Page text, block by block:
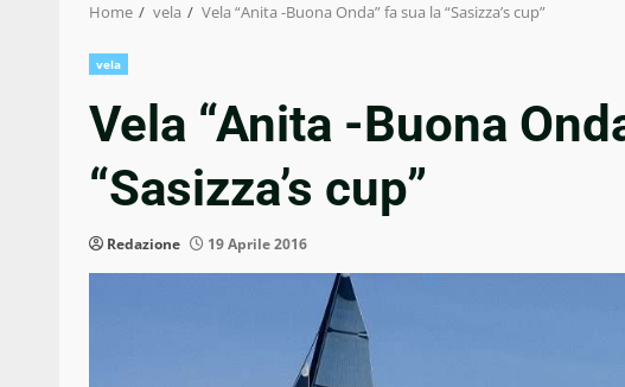
Home vela Vela “Anita -Buona Onda” fa sua la “Sasizza’s cup”
vela
Vela “Anita -Buona
“Sasizza’s cup”
Redazione 19 Aprile 2016